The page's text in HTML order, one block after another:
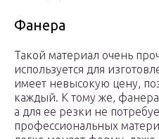
Фанера
Такой материал очень
используется для
имеет невысокую цену,
каждый. К тому же,
а для ее резки не
профессиональных